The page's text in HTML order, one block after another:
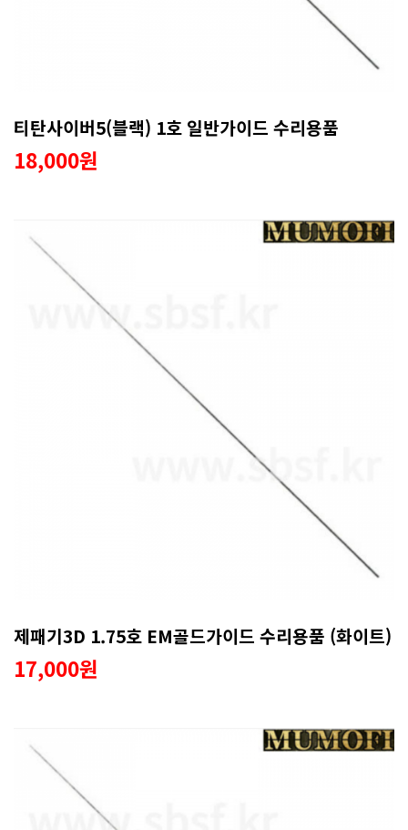
티탄사이버5(블랙) 1호 일반가이드 수리용품
18,000원
제패기3D 1.75호 EM골드가이드 수리용품 (화이트)
17,000원